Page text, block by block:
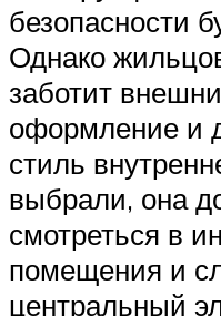
безопасности
Однако
заботит
оформление и
стиль
выбрали, она
смотреться в
помещения и
центральный